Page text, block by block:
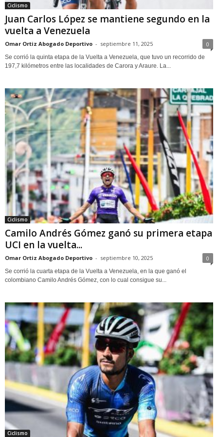
Ciclismo
Juan Carlos López se mantiene segundo en la
vuelta a Venezuela
Omar Ortiz Abogado Deportivo - septiembre 11, 2025 0
Se corrió la quinta etapa de la Vuelta a Venezuela, que tuvo un recorrido de
197,7 kilómetros entre las localidades de Carora y Araure. La...
Ciclismo
Camilo Andrés Gómez ganó su primera etapa
UCI en la vuelta...
Omar Ortiz Abogado Deportivo - septiembre 10, 2025 0
Se corrió la cuarta etapa de la Vuelta a Venezuela, en la que ganó el
colombiano Camilo Andrés Gómez, con lo cual consigue su...
Ciclismo